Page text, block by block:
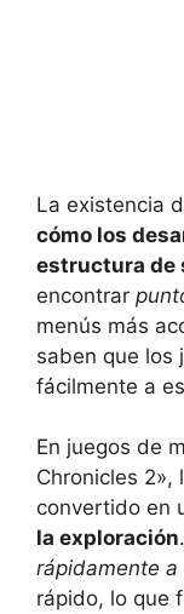
La existencia
cómo los
estructura de
encontrar
menús más
saben que los
fácilmente a
En juegos de
Chronicles 2»,
convertido en
la exploración
rápidamente a
rápido, lo que